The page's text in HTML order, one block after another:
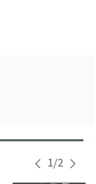
1/2